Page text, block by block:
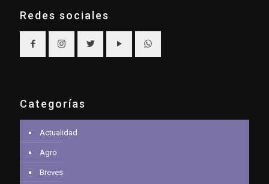
Redes sociales
Categorías
Actualidad
Agro
Breves